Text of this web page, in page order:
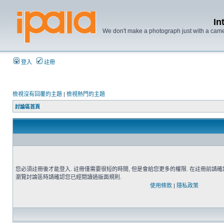
We don't make a photograph just with a
登入 註冊
檢視沒有回覆的主題 | 檢視熱門的主題
討論區首頁
您必須註冊後才能登入. 註冊僅需要很短的時間, 但是會給您更多的權限. 在註冊前請
瀏覽討論區時請確認您已經閱讀過版面規則.
使用條款 | 隱私政策